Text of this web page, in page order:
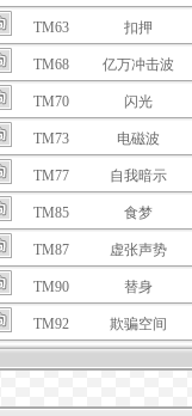
TM63 扣押
TM68 亿万冲击波
TM70 闪光
TM73 电磁波
TM77 自我暗示
TM85 食梦
TM87 虚张声势
TM90 替身
TM92 欺骗空间